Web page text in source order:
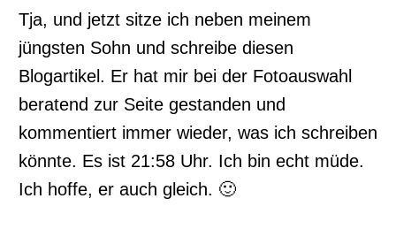
Tja, und jetzt sitze ich neben meinem
jüngsten Sohn und schreibe diesen
Blogartikel. Er hat mir bei der Fotoauswahl
beratend zur Seite gestanden und
kommentiert immer wieder, was ich schreiben
könnte. Es ist 21:58 Uhr. Ich bin echt müde.
Ich hoffe, er auch gleich. 🙂